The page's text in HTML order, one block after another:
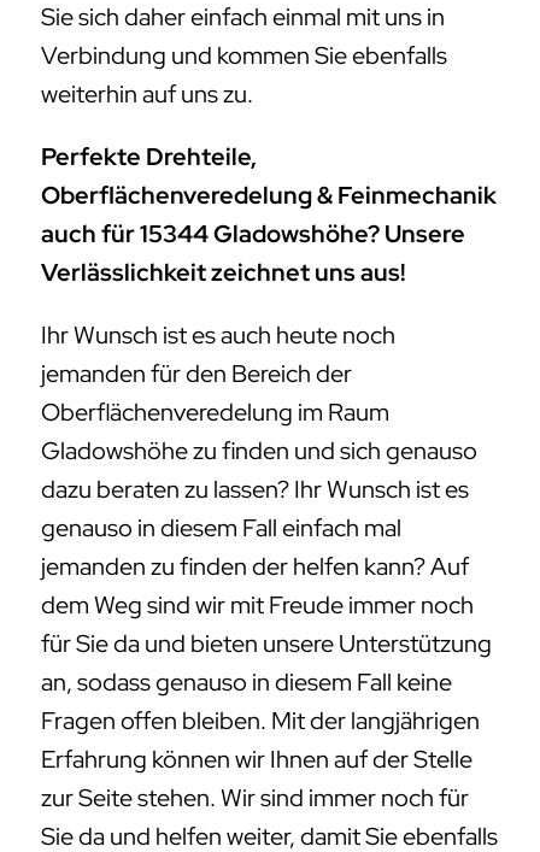
Sie sich daher einfach einmal mit uns in
Verbindung und kommen Sie ebenfalls
weiterhin auf uns zu.
Perfekte Drehteile,
Oberflächenveredelung & Feinmechanik
auch für 15344 Gladowshöhe? Unsere
Verlässlichkeit zeichnet uns aus!
Ihr Wunsch ist es auch heute noch
jemanden für den Bereich der
Oberflächenveredelung im Raum
Gladowshöhe zu finden und sich genauso
dazu beraten zu lassen? Ihr Wunsch ist es
genauso in diesem Fall einfach mal
jemanden zu finden der helfen kann? Auf
dem Weg sind wir mit Freude immer noch
für Sie da und bieten unsere Unterstützung
an, sodass genauso in diesem Fall keine
Fragen offen bleiben. Mit der langjährigen
Erfahrung können wir Ihnen auf der Stelle
zur Seite stehen. Wir sind immer noch für
Sie da und helfen weiter, damit Sie ebenfalls